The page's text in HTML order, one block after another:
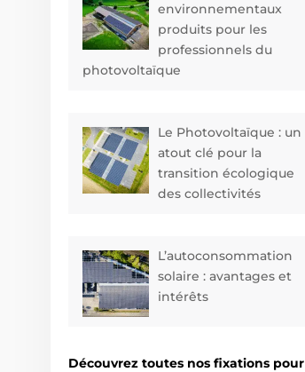
environnementaux
produits pour les
professionnels du
photovoltaïque
Le Photovoltaïque : un
atout clé pour la
transition écologique
des collectivités
L’autoconsommation
solaire : avantages et
intérêts
Découvrez toutes nos fixations pour